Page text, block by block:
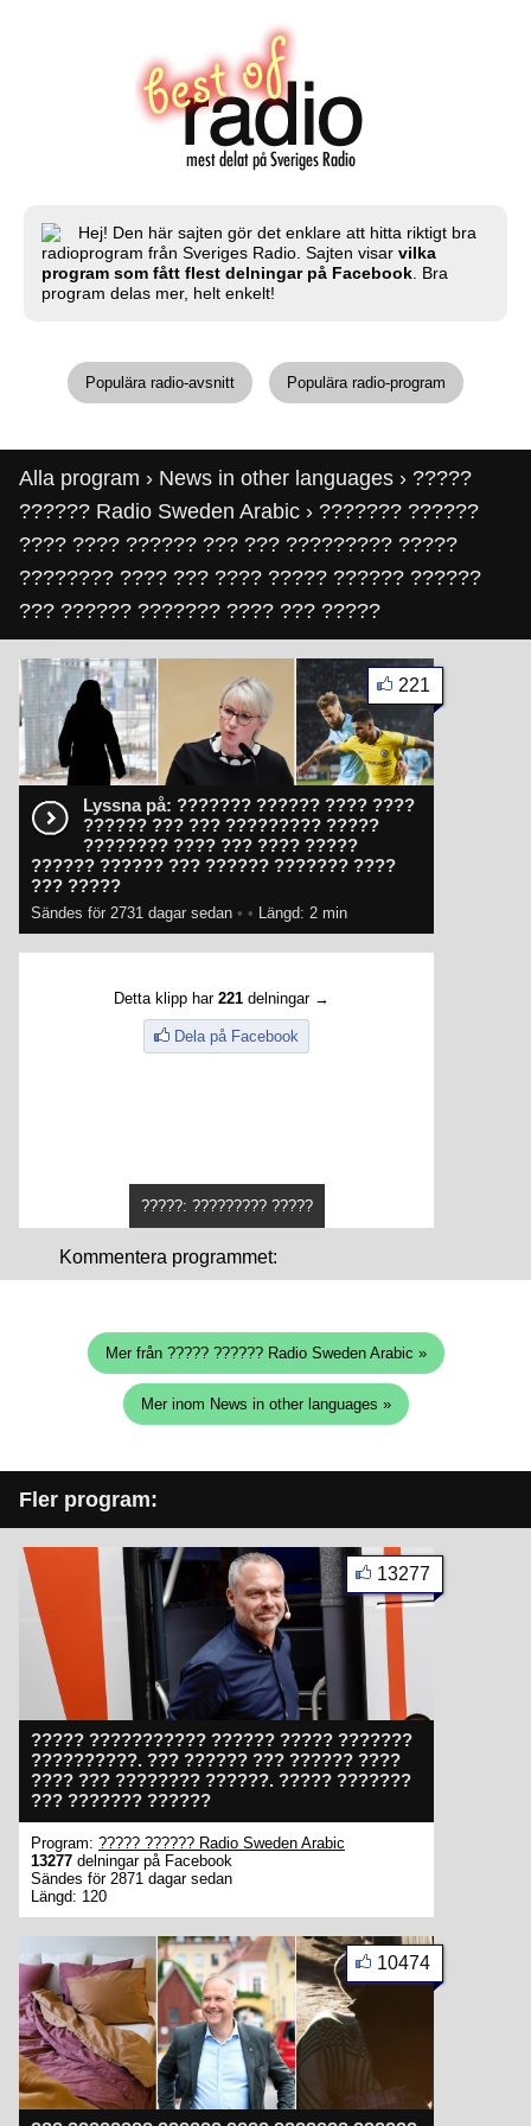
Hej! Den här sajten gör det enklare att hitta riktigt bra
radioprogram från Sveriges Radio. Sajten visar vilka
program som fått flest delningar på Facebook . Bra
program delas mer, helt enkelt!
Populära radio-avsnitt Populära radio-program
Alla program › News in other languages › ?????
?????? Radio Sweden Arabic › ??????? ??????
???? ???? ?????? ??? ??? ????????? ?????
???????? ???? ??? ???? ????? ?????? ??????
??? ?????? ??????? ???? ??? ?????
Lyssna på: ??????? ?????? ???? ????
?????? ??? ??? ????????? ?????
???????? ???? ??? ???? ?????
?????? ?????? ??? ?????? ??????? ????
??? ?????
Sändes för 2731 dagar sedan • • Längd: 2 min
221
Detta klipp har 221 delningar →
Dela på Facebook
?????: ????????? ?????
Kommentera programmet:
Mer från ????? ?????? Radio Sweden Arabic »
Mer inom News in other languages »
Fler program:
????? ??????????? ?????? ????? ???????
??????????. ??? ?????? ??? ?????? ????
???? ??? ???????? ??????. ????? ???????
??? ??????? ??????
13277
Program: ????? ?????? Radio Sweden Arabic
13277 delningar på Facebook
Sändes för 2871 dagar sedan
Längd: 120
10474